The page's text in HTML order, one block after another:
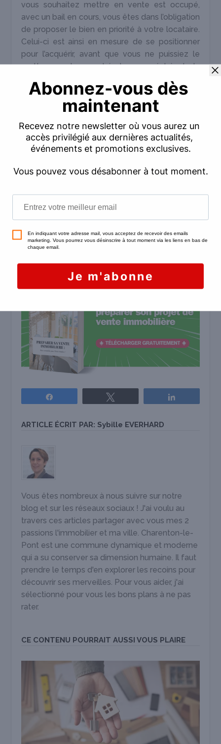
vous souhaitez mettre en vente est occupé,
avec un bail en cours, vous êtes dans l’obligation
de proposer le bien en priorité à votre locataire.
Celui-ci est ainsi en mesure de se positionner
pour l’acquérir, avant que vous ne puissiez le
mettre sur le marché. Le cas échéant, la
constitue une offre de
vente en bonne et due forme, et celle-ci
s’étend sur les deux premiers mois du préavis.
Si le locataire décline l’offre, vous êtes alors libre
de proposer le bien à la vente dans le cadre
d’une transaction classique.
Le droit de préemption urbain s’applique dans
communes, mais les propriétaires restent
généralement dans l’ignorance avant de mettre
en vente leur habitation. N’hésitez pas à vous
renseigner avant de vendre à Charenton-le-
Pont, et à échanger avec
ARTICLE ÉCRIT PAR: Sybille EVERHARD
Vous êtes nombreux à nous suivre sur notre
blog et sur les réseaux sociaux ! J'ai voulu au
travers ces articles partager avec vous mes 2
passions l'immobilier et ma ville. Charenton-le-
Pont est une commune dynamique et moderne
qui a su conserver sa dimension humaine. Il faut
prendre le temps d'en explorer les recoins pour
découvrir ses merveilles. Pour vous aider, j'ai
sélectionné pour vous les bons plans à ne pas
rater.
CE CONTENU POURRAIT AUSSI VOUS PLAIRE